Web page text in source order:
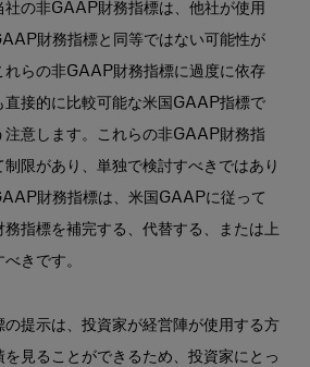
社の非GAAP財務指標は、他社が使用
財務指標と同等ではない可能性が
れらの非GAAP財務指標に過度に依存
直接的に比較可能な米国GAAP指標で
注意します。これらの非GAAP財務指
限があり、単独で検討すべきではあり
財務指標は、米国GAAPに従って
指標を補完する、代替する、または上
きです。
の提示は、投資家が経営陣が使用する方
見ることができるため、投資家にとっ